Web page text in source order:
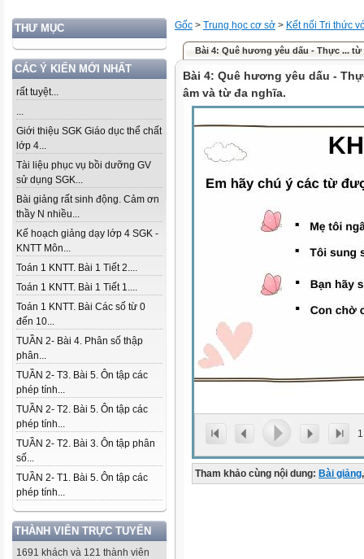
THƯ MỤC
CÁC Ý KIẾN MỚI NHẤT
rất tuyệt...
...
Giới thiệu SGK Giáo dục thể chất
lớp 4...
Tài liệu phục vụ bồi dưỡng GV
sử dụng SGK...
Bài giảng rất sinh động. Cảm ơn
thầy N nhiều...
Kế hoạch giảng dạy lớp 4 SGK -
KNTT Môn...
Toán 1 KNTT. Bài 1 Tiết 2....
Toán 1 KNTT. Bài 1 Tiết 1....
Toán 1 KNTT. Bài Các số từ 0
đến 10...
TUẦN 2- Bài 4. Phân số thập
phân...
TUẦN 2- T3. Bài 5. Ôn tập các
phép tính...
TUẦN 2- T2. Bài 5. Ôn tập các
phép tính...
TUẦN 2- T2. Bài 3. Ôn tập phân
số...
TUẦN 2- T1. Bài 5. Ôn tập các
phép tính...
THÀNH VIÊN TRỰC TUYẾN
1691 khách và 121 thành viên
Gốc > Trung học cơ sở > Kết nối Tri thức
Bài 4: Quê hương yêu dấu - Thực ... từ
Bài 4: Quê hương yêu dấu -
âm và từ đa nghĩa.
1
Tham khảo cùng nội dung: Bài giảng,